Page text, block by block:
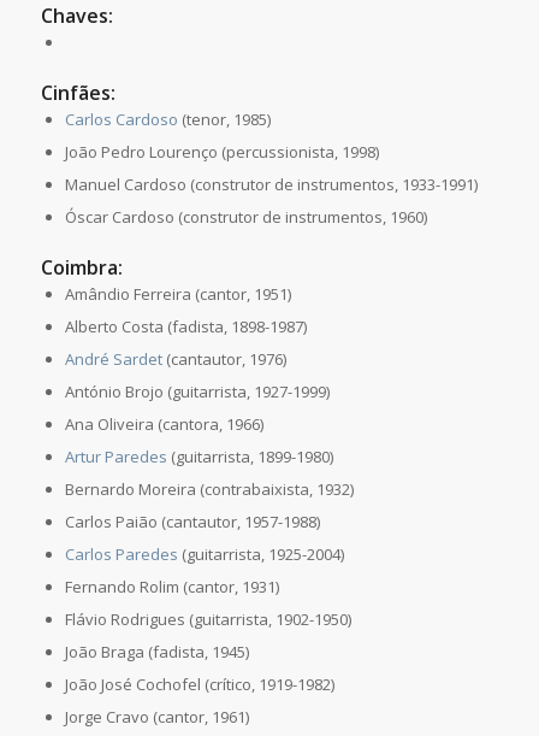
Chaves:
Cinfães:
Carlos Cardoso (tenor, 1985)
João Pedro Lourenço (percussionista, 1998)
Manuel Cardoso (construtor de instrumentos, 1933-1991)
Óscar Cardoso (construtor de instrumentos, 1960)
Coimbra:
Amândio Ferreira (cantor, 1951)
Alberto Costa (fadista, 1898-1987)
André Sardet(cantautor, 1976)
António Brojo (guitarrista, 1927-1999)
Ana Oliveira (cantora, 1966)
Artur Paredes (guitarrista, 1899-1980)
Bernardo Moreira (contrabaixista, 1932)
Carlos Paião (cantautor, 1957-1988)
Carlos Paredes (guitarrista, 1925-2004)
Fernando Rolim (cantor, 1931)
Flávio Rodrigues (guitarrista, 1902-1950)
João Braga (fadista, 1945)
João José Cochofel (crítico, 1919-1982)
Jorge Cravo (cantor, 1961)